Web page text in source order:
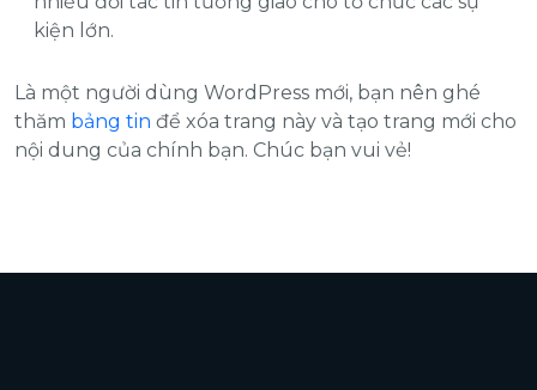
kiện lớn.
Là một người dùng WordPress mới, bạn nên ghé
thăm bảng tin để xóa trang này và tạo trang mới cho
nội dung của chính bạn. Chúc bạn vui vẻ!